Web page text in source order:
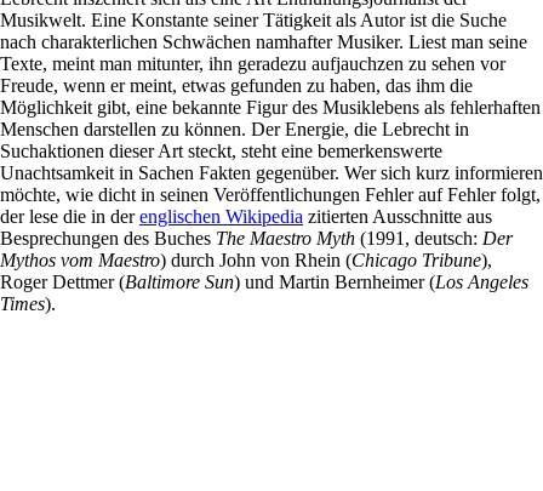
Musikwelt. Eine Konstante seiner Tätigkeit als Autor ist die Suche
nach charakterlichen Schwächen namhafter Musiker. Liest man seine
Texte, meint man mitunter, ihn geradezu aufjauchzen zu sehen vor
Freude, wenn er meint, etwas gefunden zu haben, das ihm die
Möglichkeit gibt, eine bekannte Figur des Musiklebens als fehlerhaften
Menschen darstellen zu können. Der Energie, die Lebrecht in
Suchaktionen dieser Art steckt, steht eine bemerkenswerte
Unachtsamkeit in Sachen Fakten gegenüber. Wer sich kurz informieren
möchte, wie dicht in seinen Veröffentlichungen Fehler auf Fehler folgt,
der lese die in derenglischen Wikipedia zitierten Ausschnitte aus
Besprechungen des Buches The Maestro Myth (1991, deutsch: Der
Mythos vom Maestro) durch John von Rhein (Chicago Tribune),
Roger Dettmer (Baltimore Sun) und Martin Bernheimer (Los Angeles
Times).